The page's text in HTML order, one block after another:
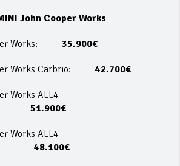
John Cooper Works
Works: 35.900€
Works Carbrio: 42.700€
Works ALL4
51.900€
Works ALL4
48.100€